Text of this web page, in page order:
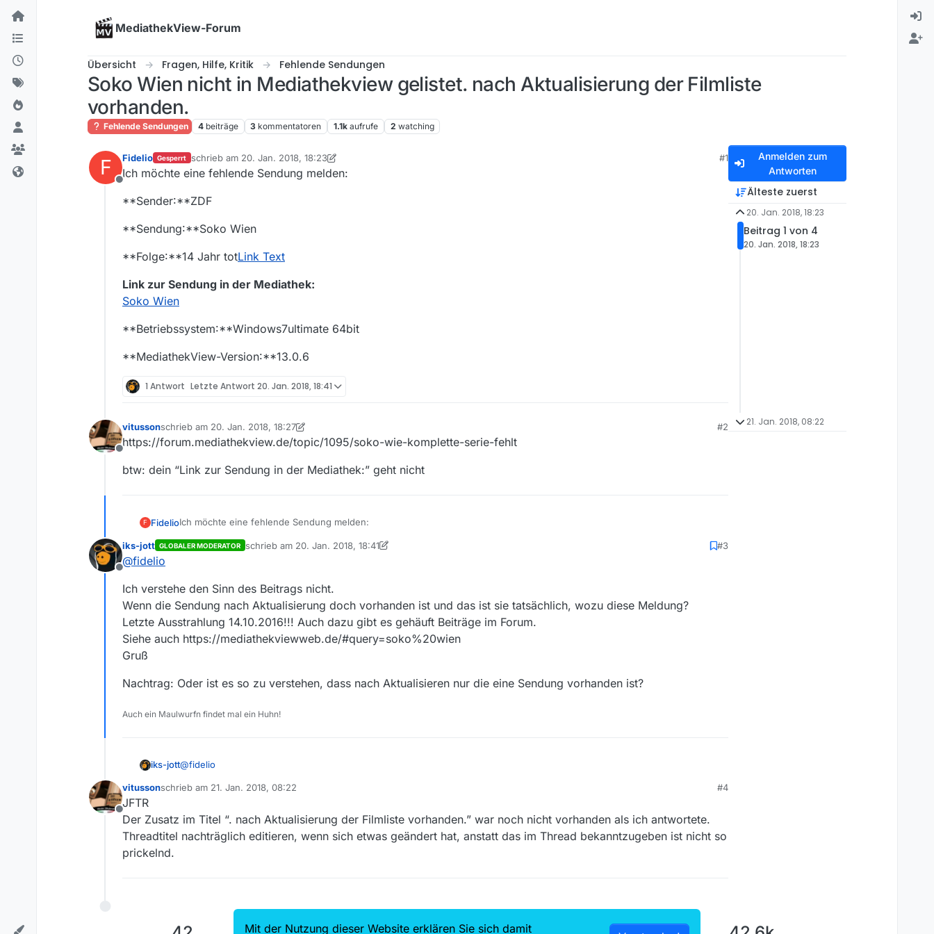
Skip to content
MediathekView-Forum
Übersicht Fragen, Hilfe, Kritik Fehlende Sendungen
Soko Wien nicht in Mediathekview gelistet. nach Aktualisierung der Filmliste
vorhanden.
Fehlende Sendungen 4 beiträge 3 kommentatoren 1.1k aufrufe 2 watching
F
Offline
Fidelio Gesperrt schrieb am 20. Jan. 2018, 18:23
zuletzt editiert von Fidelio
#1
Ich möchte eine fehlende Sendung melden:
**Sender:**ZDF
**Sendung:**Soko Wien
**Folge:**14 Jahr totLink Text
Link zur Sendung in der Mediathek:
Soko Wien
**Betriebssystem:**Windows7ultimate 64bit
**MediathekView-Version:**13.0.6
1 Antwort Letzte Antwort 20. Jan. 2018, 18:41
Offline
vitussonschrieb am 20. Jan. 2018, 18:27
zuletzt editiert von vitusson
#2
https://forum.mediathekview.de/topic/1095/soko-wie-komplette-serie-fehlt
btw: dein “Link zur Sendung in der Mediathek:” geht nicht
F FidelioIch möchte eine fehlende Sendung melden:
**Sender:**ZDF
**Folge:**14 Jahr totLink Text
Link zur Sendung in der Mediathek:
Soko Wien
**MediathekView-Version:**13.0.6
Offline
iks-jott GLOBALER MODERATOR schrieb am 20. Jan. 2018, 18:41
zuletzt editiert von iks-jott
#3
@fidelio
Ich verstehe den Sinn des Beitrags nicht.
Wenn die Sendung nach Aktualisierung doch vorhanden ist und das ist sie tatsächlich, wozu diese Meldung?
Letzte Ausstrahlung 14.10.2016!!! Auch dazu gibt es gehäuft Beiträge im Forum.
Siehe auch https://mediathekviewweb.de/#query=soko%20wien
Gruß
Nachtrag: Oder ist es so zu verstehen, dass nach Aktualisieren nur die eine Sendung vorhanden ist?
Auch ein Maulwurfn findet mal ein Huhn!
iks-jott@fidelio
Ich verstehe den Sinn des Beitrags nicht.
Letzte Ausstrahlung 14.10.2016!!! Auch dazu gibt es gehäuft Beiträge im Forum.
Siehe auch https://mediathekviewweb.de/#query=soko%20wien
Gruß
Nachtrag: Oder ist es so zu verstehen, dass nach Aktualisieren nur die eine Sendung vorhanden ist?
Offline
vitussonschrieb am 21. Jan. 2018, 08:22
zuletzt editiert von
#4
JFTR
Der Zusatz im Titel “. nach Aktualisierung der Filmliste vorhanden.” war noch nicht vorhanden als ich antwortete.
Threadtitel nachträglich editieren, wenn sich etwas geändert hat, anstatt das im Thread bekanntzugeben ist nicht so
prickelnd.
Anmelden zum
Antworten
Älteste zuerst
20. Jan. 2018, 18:23
Beitrag 1 von 4
20. Jan. 2018, 18:23
21. Jan. 2018, 08:22
Mit der Nutzung dieser Website erklären Sie sich damit